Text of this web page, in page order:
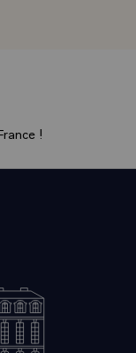
discours c'est un
façon pour vous
amical.
quitté Jarnac".
toujours la maison,
!